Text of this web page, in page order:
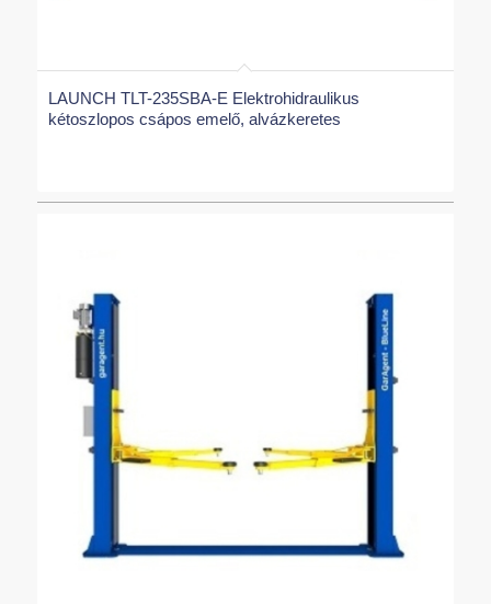
LAUNCH TLT-235SBA-E Elektrohidraulikus
kétoszlopos csápos emelő, alvázkeretes